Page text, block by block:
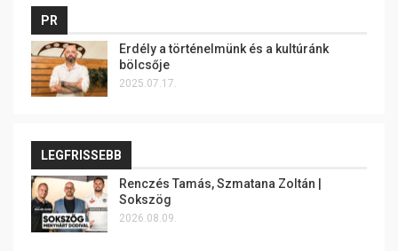
PR
Erdély a történelmünk és a kultúránk
bölcsője
2025.07.17.
LEGFRISSEBB
Renczés Tamás, Szmatana Zoltán |
Sokszög
2026.08.09.